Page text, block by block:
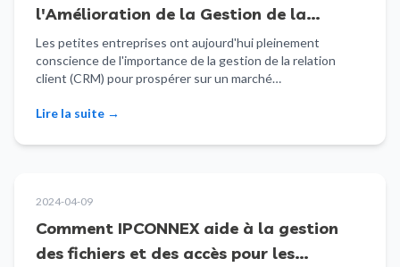
l'Amélioration de la Gestion de la
Relation Client pour les Petites
Entreprises
Les petites entreprises ont aujourd'hui pleinement
conscience de l'importance de la gestion de la relation
client (CRM) pour prospérer sur un marché…
Lire la suite →
2024-04-09
Comment IPCONNEX aide à la gestion
des fichiers et des accès pour les